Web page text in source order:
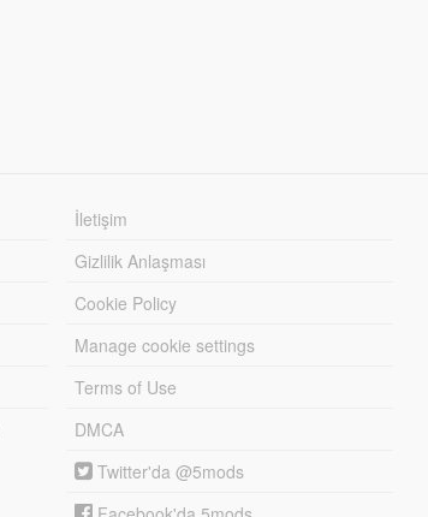
İletişim
Gizlilik Anlaşması
Cookie Policy
Manage cookie settings
Terms of Use
DMCA
Twitter'da @5mods